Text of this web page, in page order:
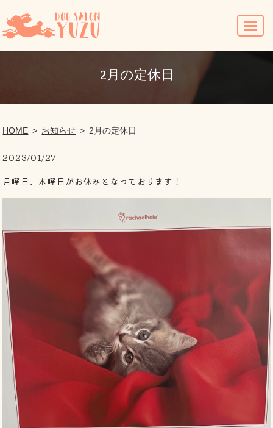
2月の定休日
HOME お知らせ 2月の定休日
2023/01/27
月曜日、木曜日がお休みとなっております！